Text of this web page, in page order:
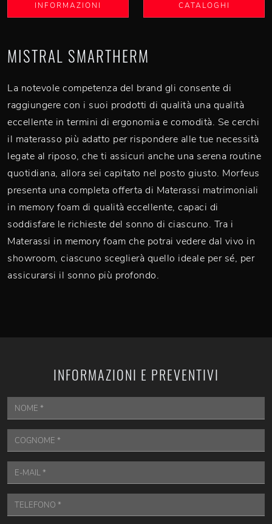
INFORMAZIONI
CATALOGHI
MISTRAL SMARTHERM
La notevole competenza del brand gli consente di
raggiungere con i suoi prodotti di qualità una qualità
eccellente in termini di ergonomia e comodità. Se cerchi
il materasso più adatto per rispondere alle tue necessità
legate al riposo, che ti assicuri anche una serena routine
quotidiana, allora sei capitato nel posto giusto. Morfeus
presenta una completa offerta di Materassi matrimoniali
in memory foam di qualità eccellente, capaci di
soddisfare le richieste del sonno di ciascuno. Tra i
Materassi in memory foam che potrai vedere dal vivo in
showroom, ciascuno sceglierà quello ideale per sé, per
assicurarsi il sonno più profondo.
INFORMAZIONI E PREVENTIVI